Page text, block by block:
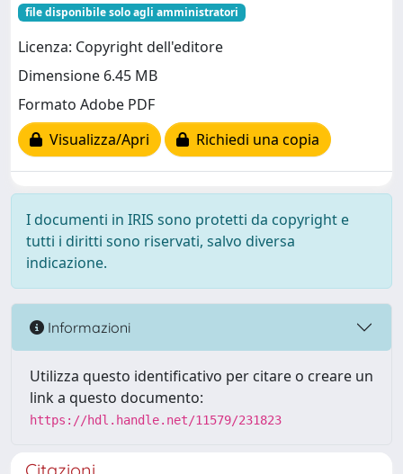
file disponibile solo agli amministratori
Licenza: Copyright dell'editore
Dimensione 6.45 MB
Formato Adobe PDF
Visualizza/Apri
Richiedi una copia
I documenti in IRIS sono protetti da copyright e
tutti i diritti sono riservati, salvo diversa
indicazione.
Informazioni
Utilizza questo identificativo per citare o creare un
link a questo documento:
https://hdl.handle.net/11579/231823